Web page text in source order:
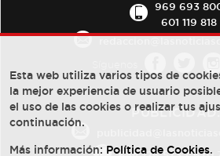
969 693
601 119 818
PUBLICIDAD:
Esta web utiliza varios tipos de
la mejor experiencia de usuario
el uso de las cookies o realizar tus
continuación.
Más información: Política de Cookies.